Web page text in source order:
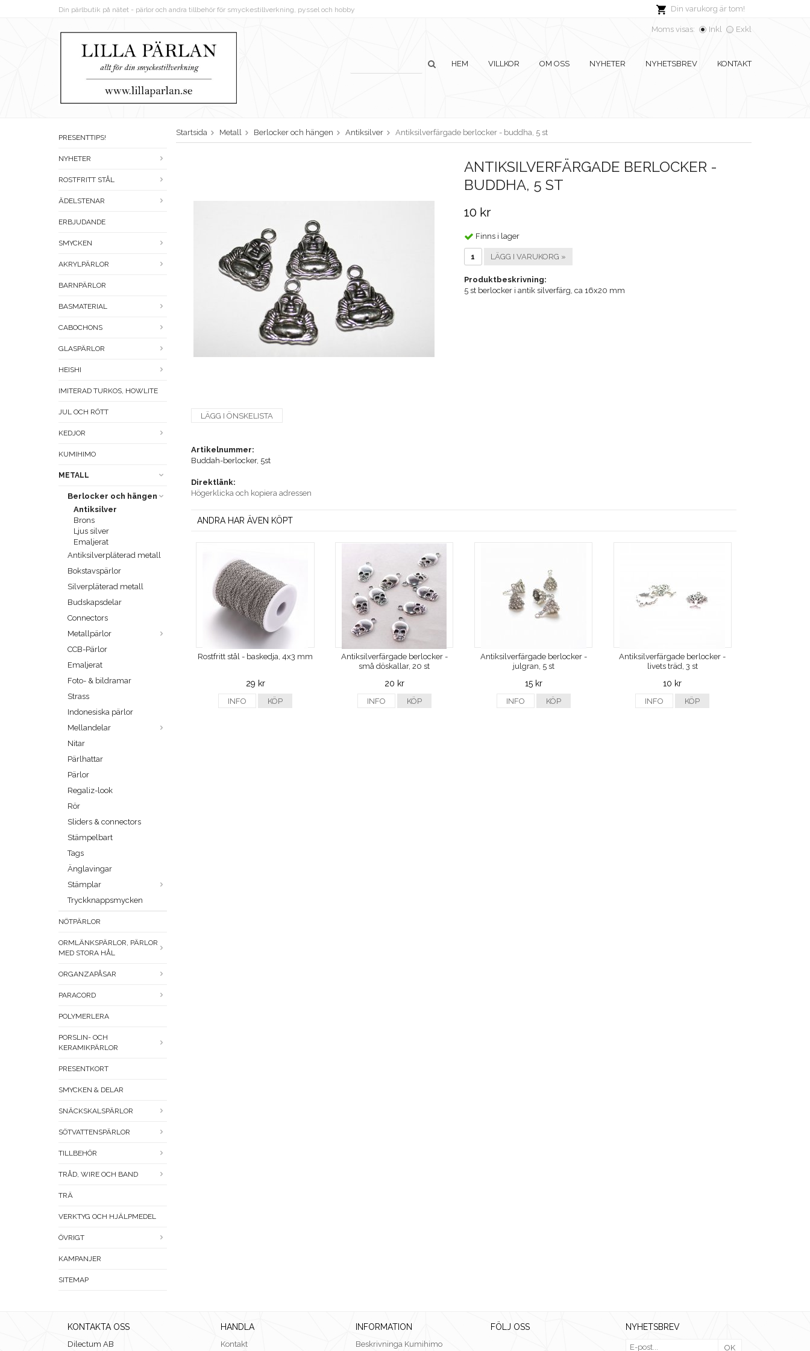
Din varukorg är tom!
Din pärlbutik på nätet - pärlor och andra tillbehör för smyckestillverkning, pyssel och hobby
Moms visas: Inkl Exkl
HEM VILLKOR OM OSS NYHETER NYHETSBREV KONTAKT
PRESENTTIPS!
NYHETER
ROSTFRITT STÅL
ÄDELSTENAR
ERBJUDANDE
SMYCKEN
AKRYLPÄRLOR
BARNPÄRLOR
BASMATERIAL
CABOCHONS
GLASPÄRLOR
HEISHI
IMITERAD TURKOS, HOWLITE
JUL OCH RÖTT
KEDJOR
KUMIHIMO
METALL
Berlocker och hängen
Antiksilver
Brons
Ljus silver
Emaljerat
Antiksilverpläterad metall
Bokstavspärlor
Silverpläterad metall
Budskapsdelar
Connectors
Metallpärlor
CCB-Pärlor
Emaljerat
Foto- & bildramar
Strass
Indonesiska pärlor
Mellandelar
Nitar
Pärlhattar
Pärlor
Regaliz-look
Rör
Sliders & connectors
Stämpelbart
Tags
Änglavingar
Stämplar
Tryckknappsmycken
NÖTPÄRLOR
ORMLÄNKSPÄRLOR, PÄRLOR
MED STORA HÅL
ORGANZAPÅSAR
PARACORD
POLYMERLERA
PORSLIN- OCH
KERAMIKPÄRLOR
PRESENTKORT
SMYCKEN & DELAR
SNÄCKSKALSPÄRLOR
SÖTVATTENSPÄRLOR
TILLBEHÖR
TRÅD, WIRE OCH BAND
TRÄ
VERKTYG OCH HJÄLPMEDEL
ÖVRIGT
KAMPANJER
SITEMAP
Startsida Metall Berlocker och hängen Antiksilver Antiksilverfärgade berlocker - buddha, 5 st
ANTIKSILVERFÄRGADE BERLOCKER -
BUDDHA, 5 ST
10 kr
Finns i lager
LÄGG I VARUKORG »
Produktbeskrivning:
5 st berlocker i antik silverfärg, ca 16x20 mm
LÄGG I ÖNSKELISTA
Artikelnummer:
Buddah-berlocker, 5st
Direktlänk:
Högerklicka och kopiera adressen
ANDRA HAR ÄVEN KÖPT
Rostfritt stål - baskedja, 4x3 mm
29 kr
INFO KÖP
Antiksilverfärgade berlocker -
små döskallar, 20 st
20 kr
INFO KÖP
Antiksilverfärgade berlocker -
julgran, 5 st
15 kr
INFO KÖP
Antiksilverfärgade berlocker -
livets träd, 3 st
10 kr
INFO KÖP
KONTAKTA OSS
Dilectum AB
HANDLA
Kontakt
INFORMATION
Beskrivninga Kumihimo
FÖLJ OSS NYHETSBREV
OK